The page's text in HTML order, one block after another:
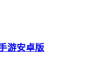
游安卓版